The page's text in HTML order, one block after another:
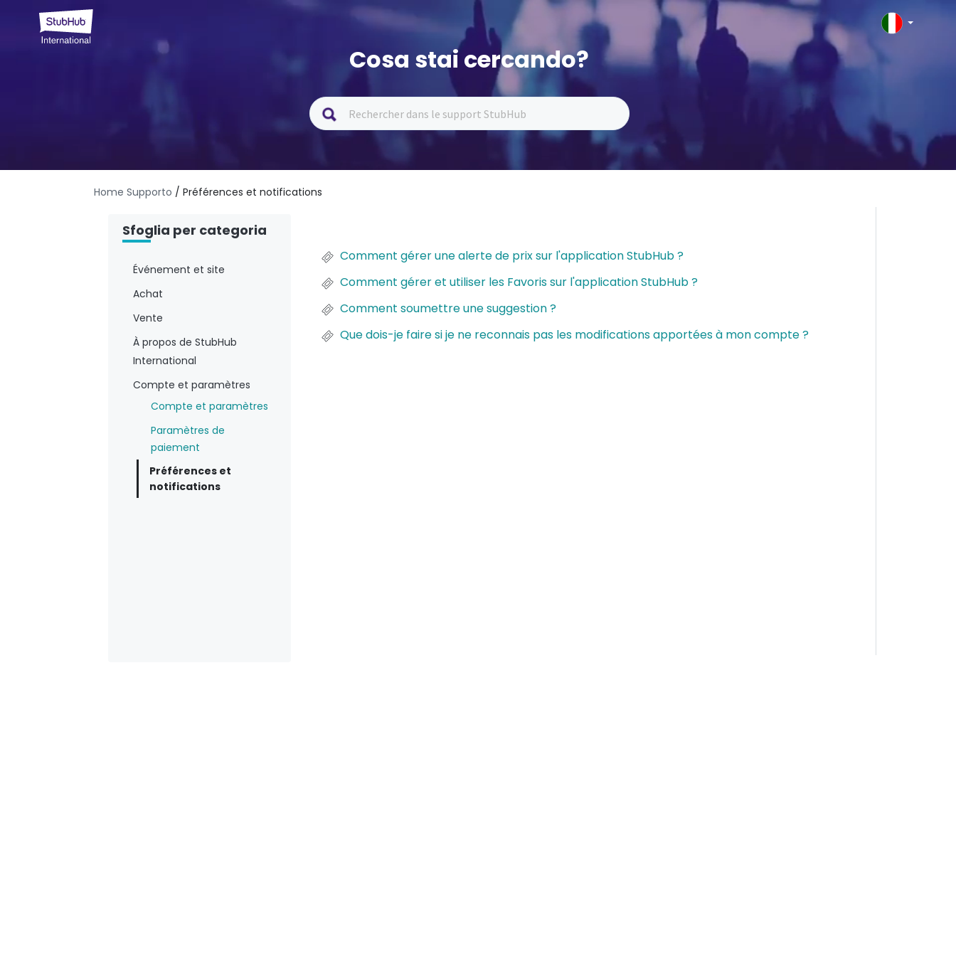
Cosa stai cercando?
Home Supporto / Préférences et notifications
Sfoglia per categoria
Événement et site
Achat
Vente
À propos de StubHub
International
Compte et paramètres
Compte et paramètres
Paramètres de
paiement
Préférences et
notifications
Comment gérer une alerte de prix sur l'application StubHub ?
Comment gérer et utiliser les Favoris sur l'application StubHub ?
Comment soumettre une suggestion ?
Que dois-je faire si je ne reconnais pas les modifications apportées à mon compte ?